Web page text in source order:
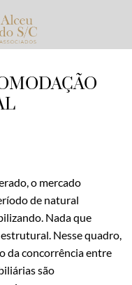
o mercado
de natural
Nada que
Nesse quadro,
da concorrência entre
são